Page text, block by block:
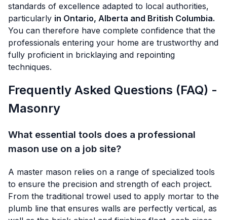
standards of excellence adapted to local authorities,
particularly in Ontario, Alberta and British Columbia.
You can therefore have complete confidence that the
professionals entering your home are trustworthy and
fully proficient in bricklaying and repointing
techniques.
Frequently Asked Questions (FAQ) -
Masonry
What essential tools does a professional
mason use on a job site?
A master mason relies on a range of specialized tools
to ensure the precision and strength of each project.
From the traditional trowel used to apply mortar to the
plumb line that ensures walls are perfectly vertical, as